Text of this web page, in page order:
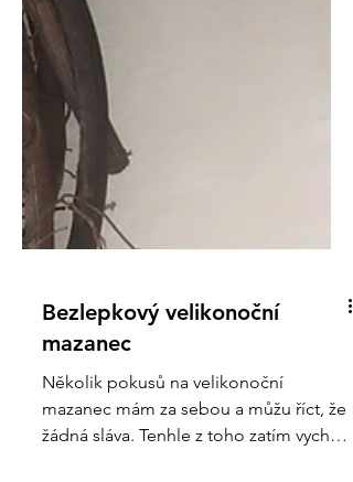
Bezlepkový velikonoční
mazanec